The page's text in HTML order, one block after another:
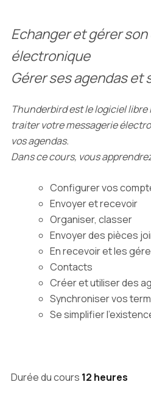
Echanger et gérer
électronique
Gérer ses agendas et
Thunderbird est le logiciel
traiter votre messagerie
vos agendas.
Dans ce cours, vous
Configurer vos
Envoyer et recevoir
Organiser, classer
Envoyer des pièces
En recevoir et les
Contacts
Créer et utiliser des
Synchroniser vos
Se simplifier
Durée du cours 12 heures